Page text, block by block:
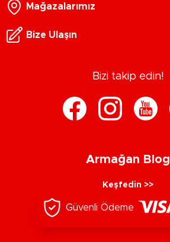
Mağazalarımız
Bize Ulaşın
Bizi takip edin!
Armağan Blog
Keşfedin >>
Güvenli Ödeme